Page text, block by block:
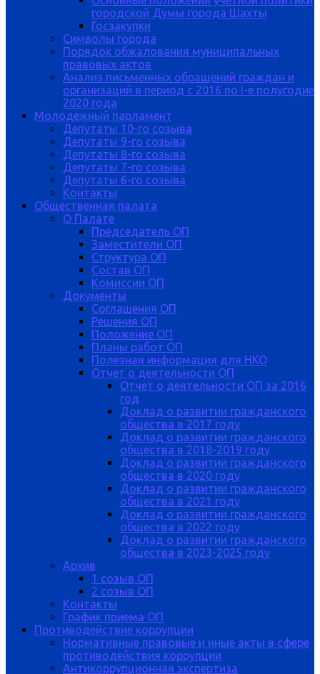
городской Думы города Шахты
Госзакупки
Символы города
Порядок обжалования муниципальных
правовых актов
Анализ письменных обращений граждан и
организаций в период с 2016 по I-е полугодие
2020 года
Молодежный парламент
Депутаты 10-го созыва
Депутаты 9-го созыва
Депутаты 8-го созыва
Депутаты 7-го созыва
Депутаты 6-го созыва
Контакты
Общественная палата
О Палате
Председатель ОП
Заместители ОП
Структура ОП
Состав ОП
Комиссии ОП
Документы
Соглашения ОП
Решения ОП
Положение ОП
Планы работ ОП
Полезная информация для НКО
Отчет о деятельности ОП
Отчет о деятельности ОП за 2016
год
Доклад о развитии гражданского
общества в 2017 году
Доклад о развитии гражданского
общества в 2018-2019 году
Доклад о развитии гражданского
общества в 2020 году
Доклад о развитии гражданского
общества в 2021 году
Доклад о развитии гражданского
общества в 2022 году
Доклад о развитии гражданского
общества в 2023-2025 году
Архив
1 созыв ОП
2 созыв ОП
Контакты
График приема ОП
Противодействие коррупции
Нормативные правовые и иные акты в сфере
противодействия коррупции
Антикоррупционная экспертиза